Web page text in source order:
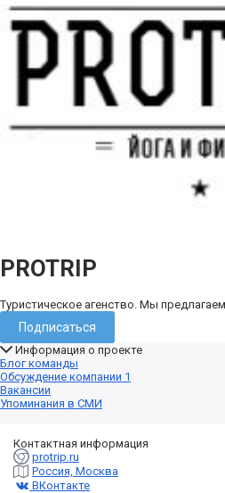
PROTRIP
Туристическое агенство. Мы
Подписаться
Информация о проекте
Блог команды
Обсуждение компании 1
Вакансии
Упоминания в СМИ
Контактная информация
protrip.ru
Россия, Москва
ВКонтакте